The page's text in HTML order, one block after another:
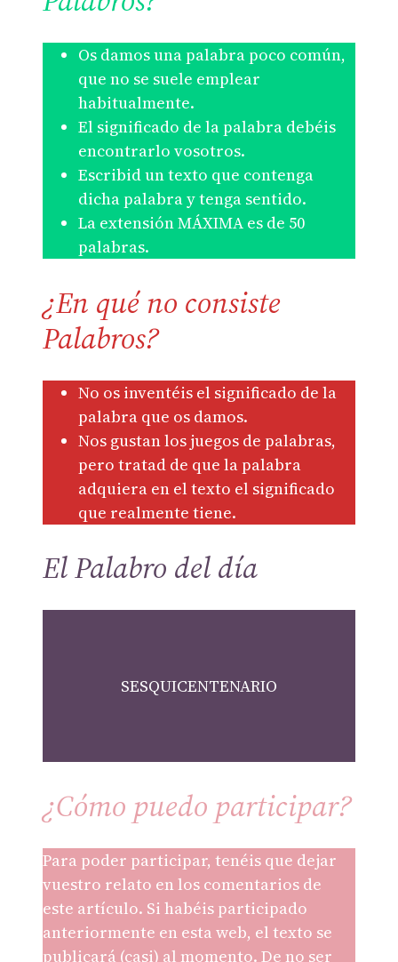
Os damos una palabra poco común,
que no se suele emplear
habitualmente.
El significado de la palabra debéis
encontrarlo vosotros.
Escribid un texto que contenga
dicha palabra y tenga sentido.
La extensión MÁXIMA es de 50
palabras.
¿En qué no consiste
Palabros?
No os inventéis el significado de la
palabra que os damos.
Nos gustan los juegos de palabras,
pero tratad de que la palabra
adquiera en el texto el significado
que realmente tiene.
El Palabro del día
SESQUICENTENARIO
¿Cómo puedo participar?
Para poder participar, tenéis que dejar
vuestro relato en los comentarios de
este artículo. Si habéis participado
anteriormente en esta web, el texto se
publicará (casi) al momento. De no ser